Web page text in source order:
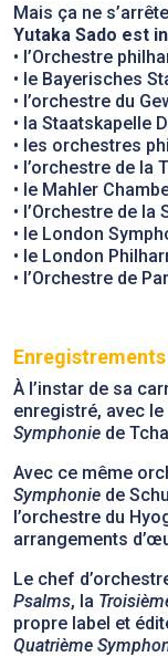
Mais ça ne
Yutaka Sado est
• l’Orchestre
• le Bayerisches
• l’orchestre du
• la Staatskapelle
• les orchestres
• l’orchestre de la
• le Mahler
• l’Orchestre de la
• le London
• le London
• l’Orchestre de
À l’instar de sa
enregistré, avec
Symphoniede
Avec ce même
Symphoniede
l’orchestre du
arrangements
Le chef
Psalms, la
propre label et
Quatrième